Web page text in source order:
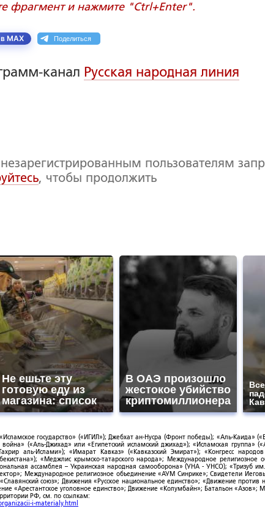
фрагмент и нажмите "Ctrl+Enter".
MAX Поделиться
канал Русская народная линия
пользователям
, чтобы продолжить
Не ешьте эту
готовую еду из
магазина: список
В ОАЭ произошло
жестокое убийство
криптомиллионера
государство» («ИГИЛ»); Джебхат ан-Нусра (Фронт победы); «Аль-Каида»
(«Аль-Джихад» или «Египетский исламский джихад»); «Исламская группа»
аль-Ислами»); «Имарат Кавказ» («Кавказский Эмират»); «Конгресс
«Меджлис крымско-татарского народа»; Международное религиозное
ассамблея – Украинская народная самооборона» (УНА - УНСО); «Тризуб
Международное религиозное объединение «АУМ Синрике»; Свидетели
союз»; Движения «Русское национальное единство»; «Движение
«Арестантское уголовное единство»; Движение «Колумбайн»; Батальон «Азов»;
РФ, см. по ссылкам:
i-materialy.html